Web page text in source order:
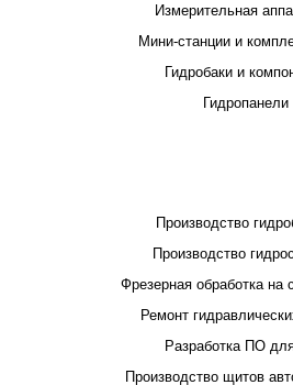
Измерительная
Мини-станции и
Гидробаки и
Гидропанели
Производство
Производство
Фрезерная обработка на
Ремонт
Разработка ПО
Производство щитов